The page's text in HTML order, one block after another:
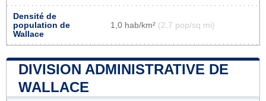
Densité de
population de
Wallace
1,0 hab/km² (2,7 pop/sq mi)
DIVISION ADMINISTRATIVE DE
WALLACE